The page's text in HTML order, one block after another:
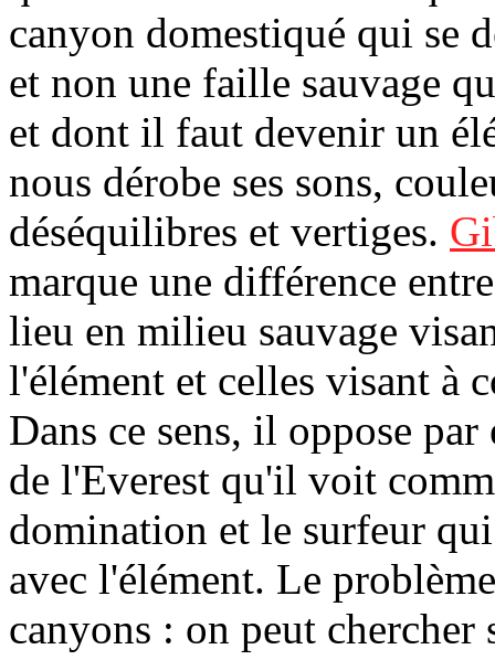
canyon domestiqué qui se
et non une faille sauvage
et dont il faut devenir un
nous dérobe ses sons,
déséquilibres et vertiges.
marque une différence
lieu en milieu sauvage
l'élément et celles visant à
Dans ce sens, il oppose
de l'Everest qu'il voit
domination et le surfeur
avec l'élément. Le
canyons : on peut chercher